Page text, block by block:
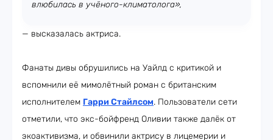
влюбилась в учёного-климатолога»,
— высказалась актриса.
Фанаты дивы обрушились на Уайлд с критикой и
вспомнили её мимолётный роман с британским
исполнителем Гарри Стайлсом. Пользователи сети
отметили, что экс-бойфренд Оливии также далёк от
экоактивизма, и обвинили актрису в лицемерии и